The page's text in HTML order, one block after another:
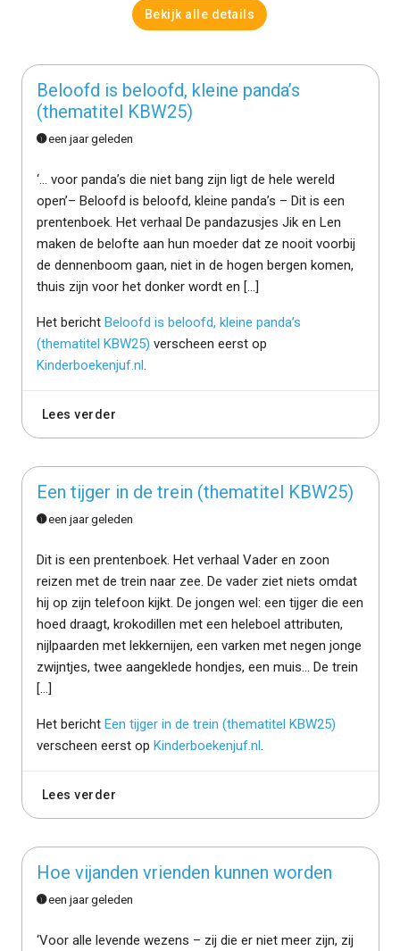
Bekijk alle details
Beloofd is beloofd, kleine panda’s
(thematitel KBW25)
een jaar geleden
‘… voor panda’s die niet bang zijn ligt de hele wereld
open’– Beloofd is beloofd, kleine panda’s – Dit is een
prentenboek. Het verhaal De pandazusjes Jik en Len
maken de belofte aan hun moeder dat ze nooit voorbij
de dennenboom gaan, niet in de hogen bergen komen,
thuis zijn voor het donker wordt en […]
Het bericht Beloofd is beloofd, kleine panda’s
(thematitel KBW25) verscheen eerst op
Kinderboekenjuf.nl
Lees verder
Een tijger in de trein (thematitel KBW25)
een jaar geleden
Dit is een prentenboek. Het verhaal Vader en zoon
reizen met de trein naar zee. De vader ziet niets omdat
hij op zijn telefoon kijkt. De jongen wel: een tijger die een
hoed draagt, krokodillen met een heleboel attributen,
nijlpaarden met lekkernijen, een varken met negen jonge
zwijntjes, twee aangeklede hondjes, een muis… De trein
[…]
Het bericht Een tijger in de trein (thematitel KBW25)
verscheen eerst op Kinderboekenjuf.nl
Lees verder
Hoe vijanden vrienden kunnen worden
een jaar geleden
‘Voor alle levende wezens – zij die er niet meer zijn, zij